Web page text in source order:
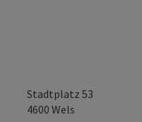
Stadtplatz 53
4600 Wels